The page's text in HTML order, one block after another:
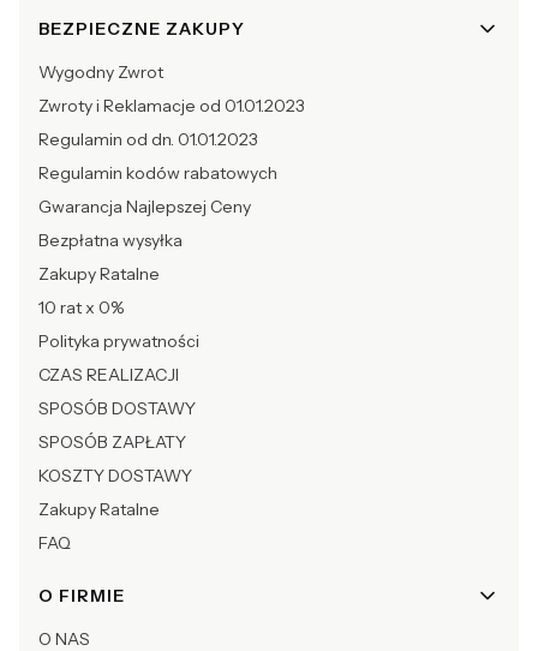
BEZPIECZNE ZAKUPY
Wygodny Zwrot
Zwroty i Reklamacje od 01.01.2023
Regulamin od dn. 01.01.2023
Regulamin kodów rabatowych
Gwarancja Najlepszej Ceny
Bezpłatna wysyłka
Zakupy Ratalne
10 rat x 0%
Polityka prywatności
CZAS REALIZACJI
SPOSÓB DOSTAWY
SPOSÓB ZAPŁATY
KOSZTY DOSTAWY
Zakupy Ratalne
FAQ
O FIRMIE
O NAS